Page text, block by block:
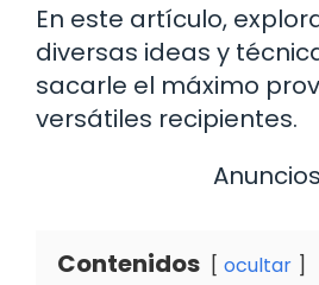
En este artículo,
diversas ideas y
sacarle el máximo
versátiles recipientes.
Anuncios
Contenidos ocultar